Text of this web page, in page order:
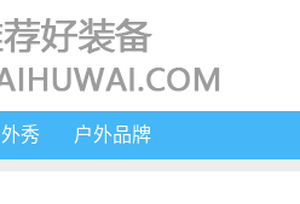
秀 户外品牌